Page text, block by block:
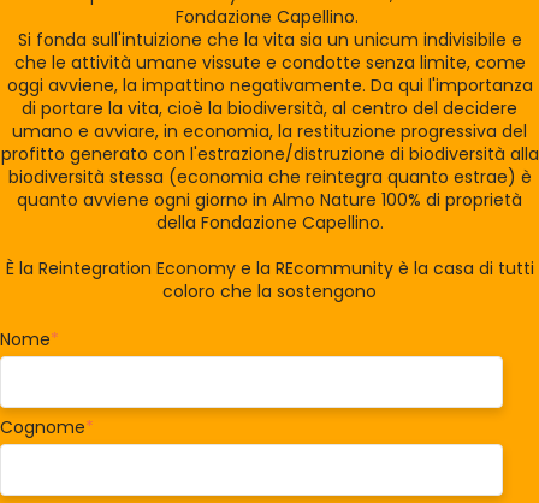
Fondazione Capellino.
Si fonda sull'intuizione che la vita sia un unicum indivisibile e
che le attività umane vissute e condotte senza limite, come
oggi avviene, la impattino negativamente. Da qui l'importanza
di portare la vita, cioè la biodiversità, al centro del decidere
umano e avviare, in economia, la restituzione progressiva del
profitto generato con l'estrazione/distruzione di biodiversità alla
biodiversità stessa (economia che reintegra quanto estrae) è
quanto avviene ogni giorno in Almo Nature 100% di proprietà
della Fondazione Capellino.
È la Reintegration Economy e la REcommunity è la casa di tutti
coloro che la sostengono
Nome*
Cognome*